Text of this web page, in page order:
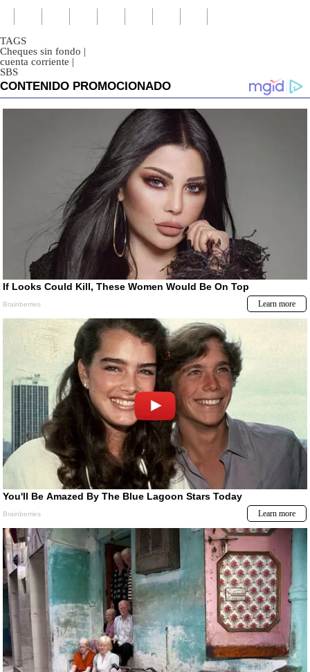
TAGS
Cheques sin fondo |
cuenta corriente |
SBS